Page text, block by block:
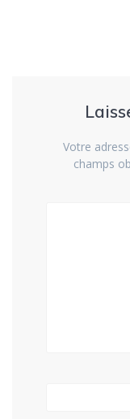
Votre
champs